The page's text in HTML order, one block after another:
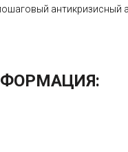
антикризисный